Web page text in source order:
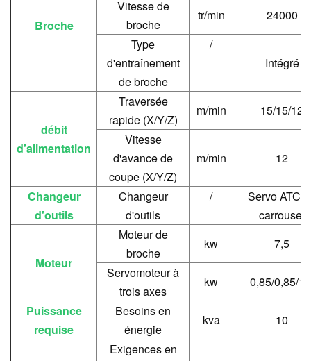
Broche
Vitesse de
broche
tr/min
24000
Type
d'entraînement
de broche
/
Intégré
débit
d'alimentation
Traversée
rapide (X/Y/Z)
m/min
15/15/12
Vitesse
d'avance de
coupe (X/Y/Z)
m/min 12
Changeur
d'outils
Changeur
d'outils
/
Servo ATC
carrousel
Moteur
Moteur de
broche
kw
7,5
Servomoteur à
trois axes
kw
0,85/0,85/
Puissance
requise
Besoins en
énergie
kva
10
Exigences en